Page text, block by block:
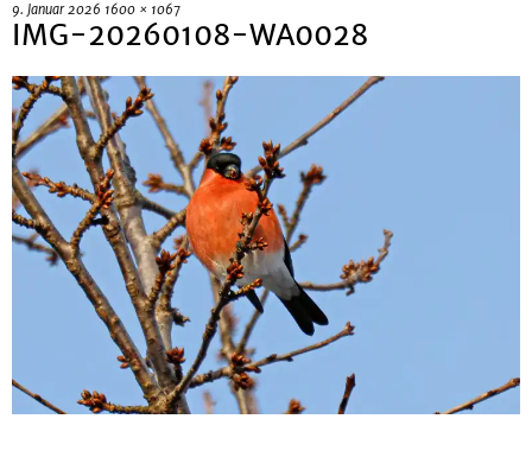
9. Januar 2026 1600 × 1067
IMG-20260108-WA0028